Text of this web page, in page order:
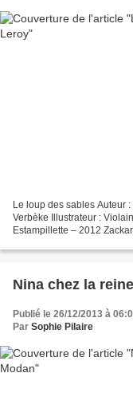
Le loup des sables Auteur
Verbèke Illustrateur :
Estampillette – 2012
Nina chez la
Publié le 26/12/2013 à
Par Sophie Pilaire